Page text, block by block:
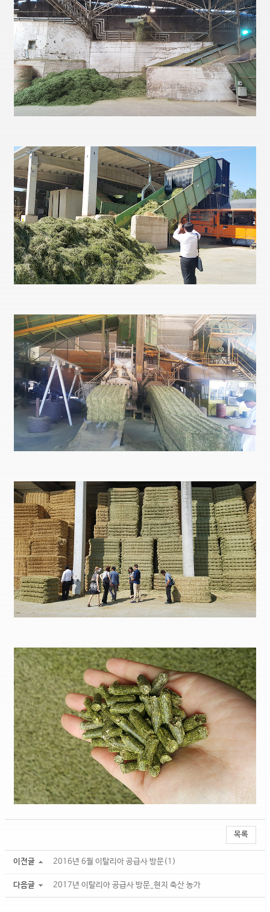
목록
이전글 2016년 6월 이탈리아 공급사 방문(1)
다음글 2017년 이탈리아 공급사 방문_현지 축산 농가